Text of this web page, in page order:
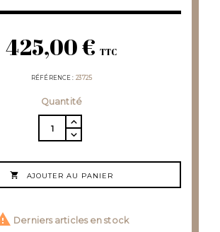
425,00 € TTC
RÉFÉRENCE 23725
Quantité
 AJOUTER AU PANIER
Derniers articles en stock